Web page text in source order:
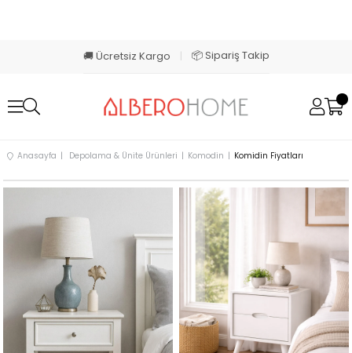
🚚 Ücretsiz Kargo 📦 Sipariş Takip
Anasayfa Depolama & Ünite Ürünleri Komodin Komidin Fiyatları